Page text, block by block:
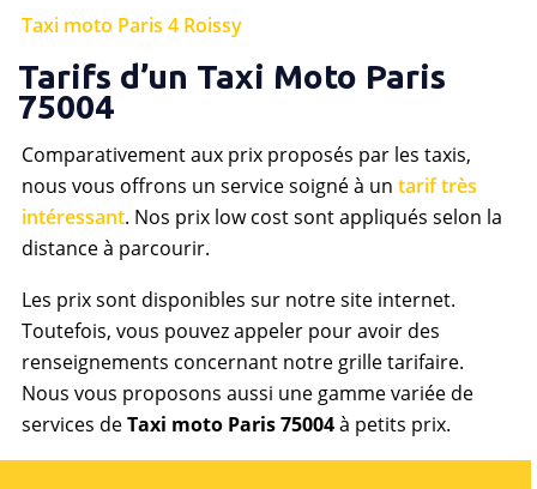
Taxi moto Paris 4 Roissy
Tarifs d’un Taxi Moto Paris
75004
Comparativement aux prix proposés par les taxis,
nous vous offrons un service soigné à un tarif très
intéressant. Nos prix low cost sont appliqués selon la
distance à parcourir.
Les prix sont disponibles sur notre site internet.
Toutefois, vous pouvez appeler pour avoir des
renseignements concernant notre grille tarifaire.
Nous vous proposons aussi une gamme variée de
services deTaxi moto Paris 75004à petits prix.